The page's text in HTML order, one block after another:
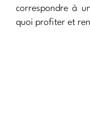
correspondre à
quoi profiter et